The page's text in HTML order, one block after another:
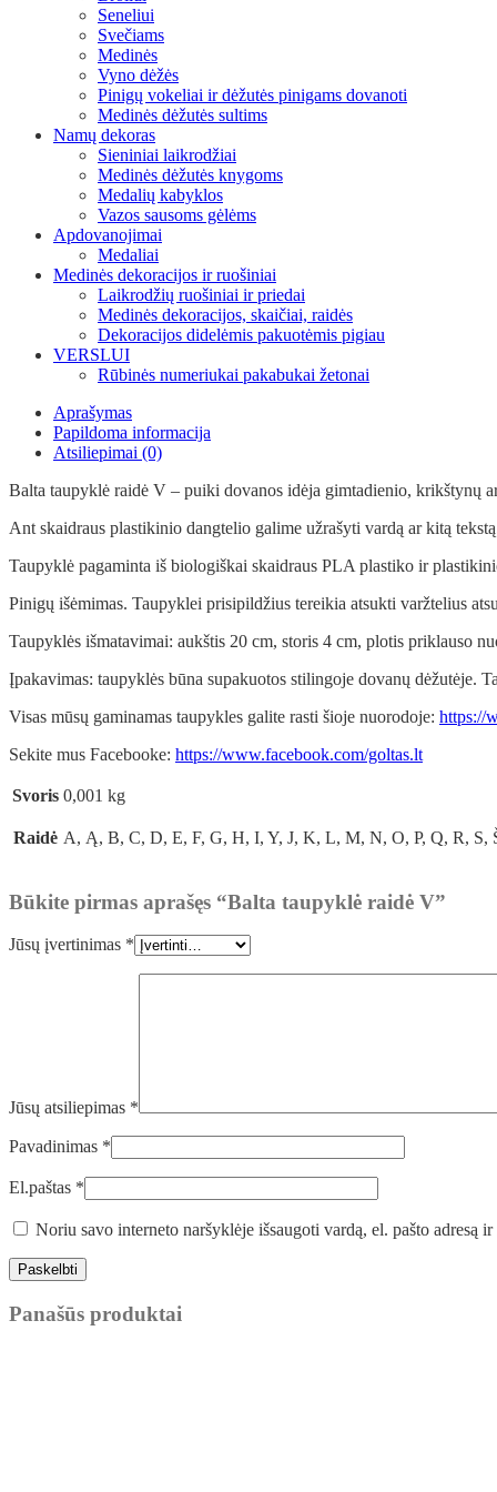
Seneliui
Svečiams
Medinės
Vyno dėžės
Pinigų vokeliai ir dėžutės pinigams dovanoti
Medinės dėžutės sultims
Namų dekoras
Sieniniai laikrodžiai
Medinės dėžutės knygoms
Medalių kabyklos
Vazos sausoms gėlėms
Apdovanojimai
Medaliai
Medinės dekoracijos ir ruošiniai
Laikrodžių ruošiniai ir priedai
Medinės dekoracijos, skaičiai, raidės
Dekoracijos didelėmis pakuotėmis pigiau
VERSLUI
Rūbinės numeriukai pakabukai žetonai
Aprašymas
Papildoma informacija
Atsiliepimai (0)
Balta taupyklė raidė V – puiki dovanos idėja gimtadienio, krikštynų
Ant skaidraus plastikinio dangtelio galime užrašyti vardą ar kitą
Taupyklė pagaminta iš biologiškai skaidraus PLA plastiko ir
Pinigų išėmimas. Taupyklei prisipildžius tereikia atsukti varžtelius
Taupyklės išmatavimai: aukštis 20 cm, storis 4 cm, plotis priklauso
Įpakavimas: taupyklės būna supakuotos stilingoje dovanų dėžutėje.
Visas mūsų gaminamas taupykles galite rasti šioje nuorodoje: https://
Sekite mus Facebooke: https://www.facebook.com/goltas.lt
Svoris 0,001 kg
Raidė A, Ą, B, C, D, E, F, G, H, I, Y, J, K, L, M, N, O, P, Q, R, S,
Būkite pirmas aprašęs “Balta taupyklė raidė V”
Jūsų įvertinimas *
Jūsų atsiliepimas *
Pavadinimas *
El.paštas *
Noriu savo interneto naršyklėje išsaugoti vardą, el. pašto adresą
Panašūs produktai